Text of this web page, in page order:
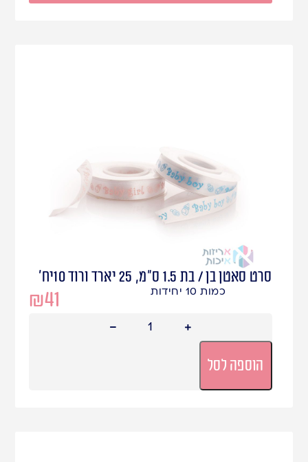
סרט סאטן בן / בת 1.5 ס"מ, 25 יארד ורוד 10יח'
₪41 כמות 10 יחידות
הוספה לסל